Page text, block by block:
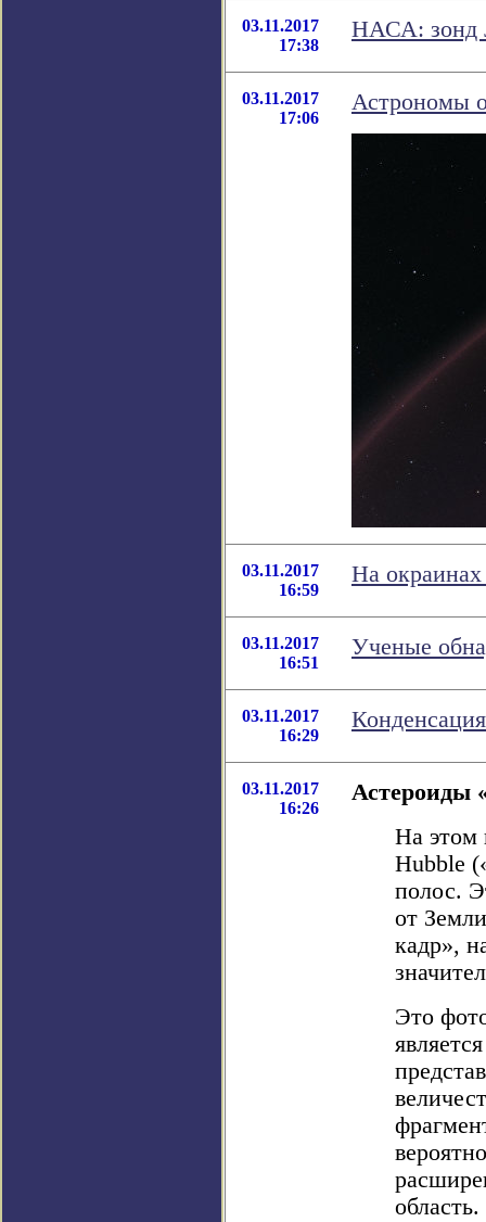
03.11.2017
17:38
НАСА: зонд
03.11.2017
17:06
Астрономы
03.11.2017
16:59
На
03.11.2017
16:51
Ученые
03.11.2017
16:29
03.11.2017
16:26
Астероиды
На этом
Hubble
полос.
от
кадр»,
Это
область.